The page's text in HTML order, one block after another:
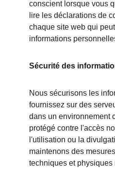
conscient lorsque vous
lire les déclarations de
chaque site web qui
informations
Sécurité des
Nous sécurisons les
fournissez sur des
dans un environnement
protégé contre l'accès
l'utilisation ou la
maintenons des
techniques et